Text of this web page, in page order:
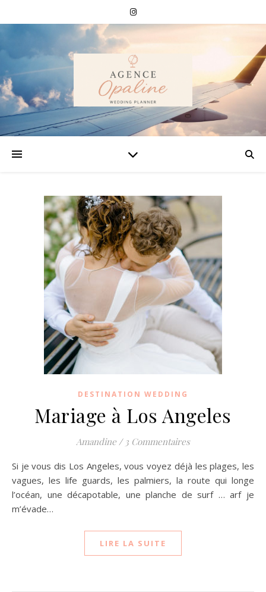
DESTINATION WEDDING
Mariage à Los Angeles
Amandine / 3 Commentaires
Si je vous dis Los Angeles, vous voyez déjà les plages, les
vagues, les life guards, les palmiers, la route qui longe
l’océan, une décapotable, une planche de surf … arf je
m’évade…
LIRE LA SUITE